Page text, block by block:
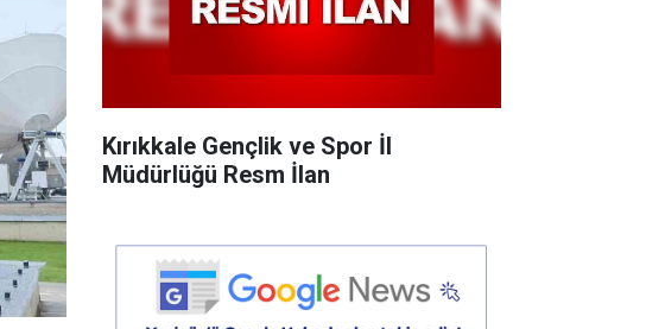
Kırıkkale Gençlik ve Spor İl
Müdürlüğü Resm İlan